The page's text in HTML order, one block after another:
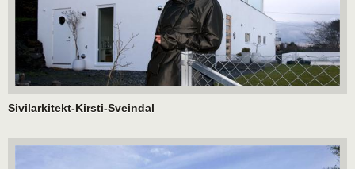
Sivilarkitekt-Kirsti-Sveindal